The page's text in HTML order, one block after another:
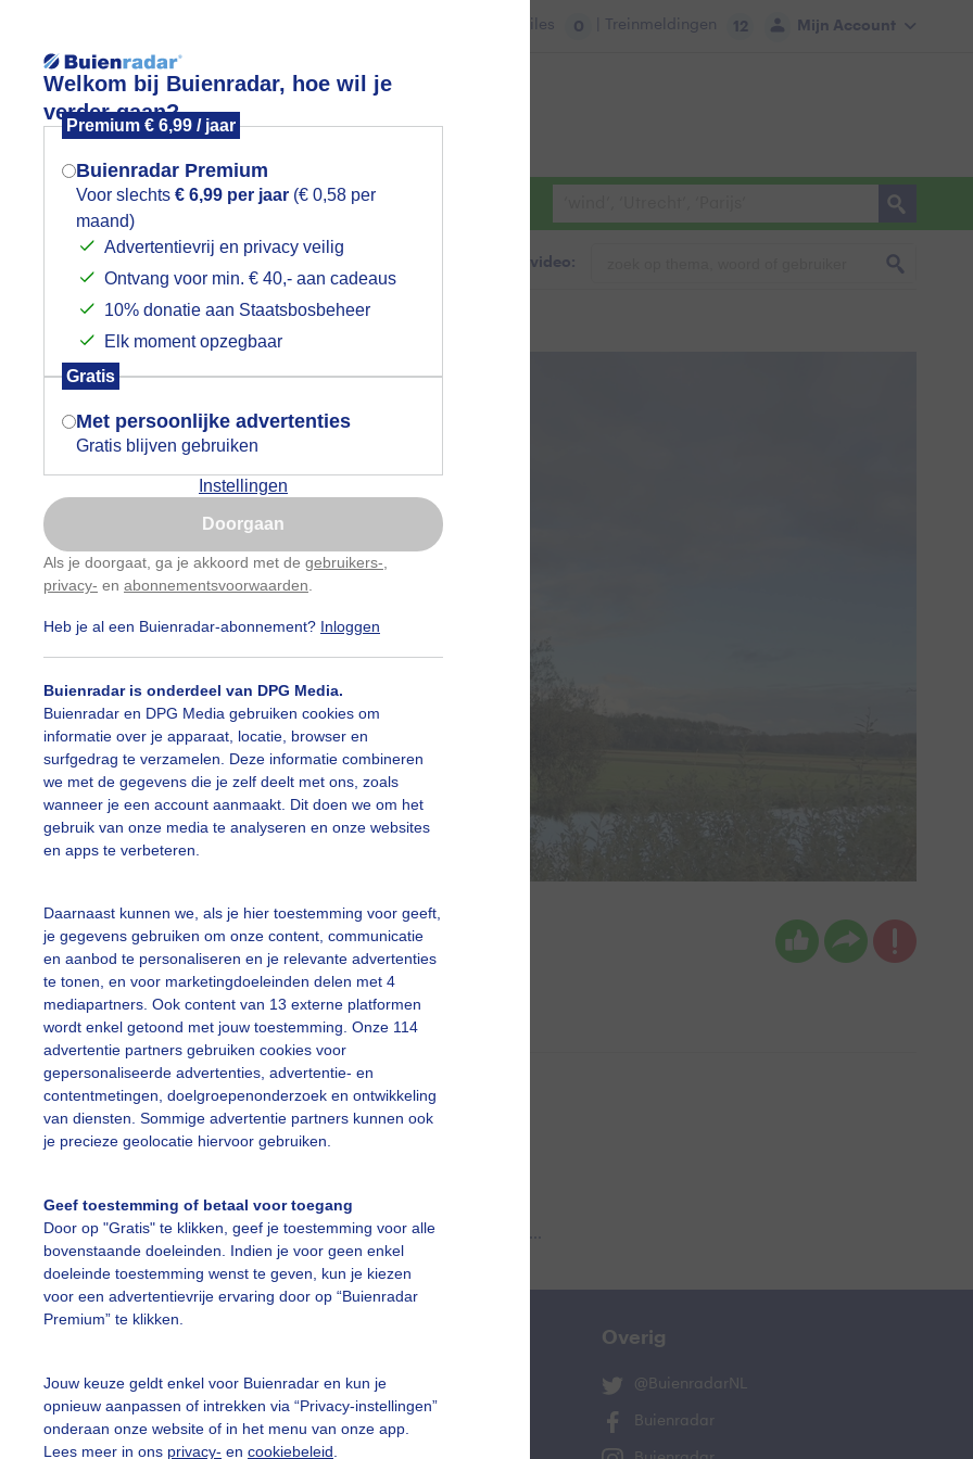
Welkom bij Buienradar, hoe wil je
verder gaan?
Premium € 6,99 / jaar
Buienradar Premium
Voor slechts € 6,99 per jaar (€ 0,58 per
maand)
Advertentievrij en privacy veilig
Ontvang voor min. € 40,- aan cadeaus
10% donatie aan Staatsbosbeheer
Elk moment opzegbaar
Gratis
Met persoonlijke advertenties
Gratis blijven gebruiken
Instellingen
Doorgaan
Als je doorgaat, ga je akkoord met de gebruikers-
privacy- en abonnementsvoorwaarden
Heb je al een Buienradar-abonnement? Inloggen
Buienradar is onderdeel van DPG Media.
Buienradar en DPG Media gebruiken cookies om
informatie over je apparaat, locatie, browser en
surfgedrag te verzamelen. Deze informatie combineren
we met de gegevens die je zelf deelt met ons, zoals
wanneer je een account aanmaakt. Dit doen we om het
gebruik van onze media te analyseren en onze websites
en apps te verbeteren.
Daarnaast kunnen we, als je hier toestemming voor geeft,
je gegevens gebruiken om onze content, communicatie
en aanbod te personaliseren en je relevante advertenties
te tonen, en voor marketingdoeleinden delen met 4
mediapartners. Ook content van 13 externe platformen
wordt enkel getoond met jouw toestemming. Onze 114
advertentie partners gebruiken cookies voor
gepersonaliseerde advertenties, advertentie- en
contentmetingen, doelgroepenonderzoek en ontwikkeling
van diensten. Sommige advertentie partners kunnen ook
je precieze geolocatie hiervoor gebruiken.
Geef toestemming of betaal voor toegang
Door op "Gratis" te klikken, geef je toestemming voor alle
bovenstaande doeleinden. Indien je voor geen enkel
doeleinde toestemming wenst te geven, kun je kiezen
voor een advertentievrije ervaring door op “Buienradar
Premium” te klikken.
Jouw keuze geldt enkel voor Buienradar en kun je
opnieuw aanpassen of intrekken via “Privacy-instellingen”
onderaan onze website of in het menu van onze app.
Lees meer in ons privacy- en cookiebeleid
Mijn Account
Files 0 | Treinmeldingen 12
Foto en video Weerzine
Zoeken in foto & video:
herfst kleuren
John Dalhuijsen Gemaakt: 16-10-2025, 22x bekeken
Zon
slideshow
Een moment geduld aub...
vragen
De Bilt
Overig
@BuienradarNL
Buienradar
Mogen we je locatie gebruiken voor
het weer?
Indien je hier nog geen akkoord op hebt
gegeven, verschijnt er zo een pop-up uit
je browser waarin deze toestemming
gevraagd wordt.
Is goed, toon de popup
Nu niet, misschien later
Gebruik je Safari en wil je niet elke dag deze pop-up
Klikhierom dit aan te passen